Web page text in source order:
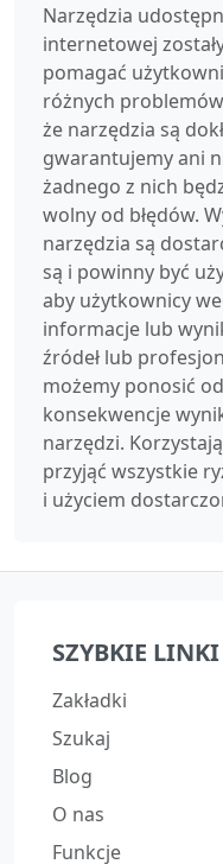
Narzędzia
internetowej
pomagać
różnych
że narzędzia są
gwarantujemy ani
żadnego z nich
wolny od błędów.
narzędzia są
są i powinny być
aby użytkownicy
informacje lub
źródeł lub
możemy ponosić
konsekwencje
narzędzi.
przyjąć wszystkie
i użyciem
SZYBKIE LINKI
Zakładki
Szukaj
Blog
O nas
Funkcje